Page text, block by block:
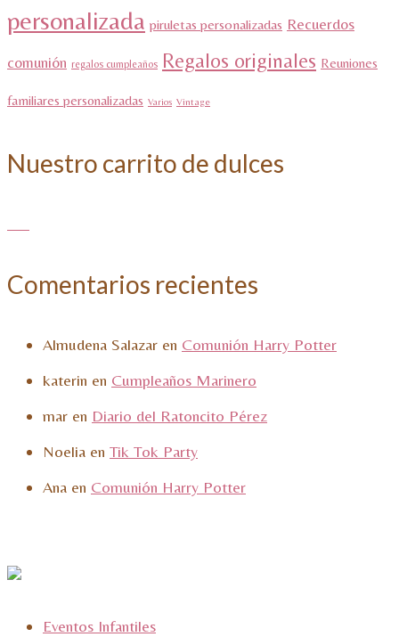
personalizada piruletas personalizadas Recuerdos
comunión regalos cumpleaños Regalos originales Reuniones
familiares personalizadas Varios Vintage
Nuestro carrito de dulces
Comentarios recientes
Almudena Salazar en Comunión Harry Potter
katerin en Cumpleaños Marinero
mar en Diario del Ratoncito Pérez
Noelia en Tik Tok Party
Ana en Comunión Harry Potter
Eventos Infantiles